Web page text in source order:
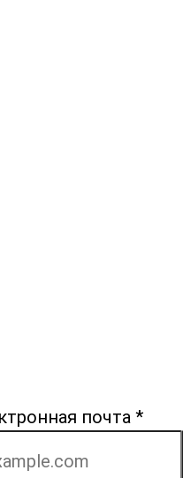
почта *